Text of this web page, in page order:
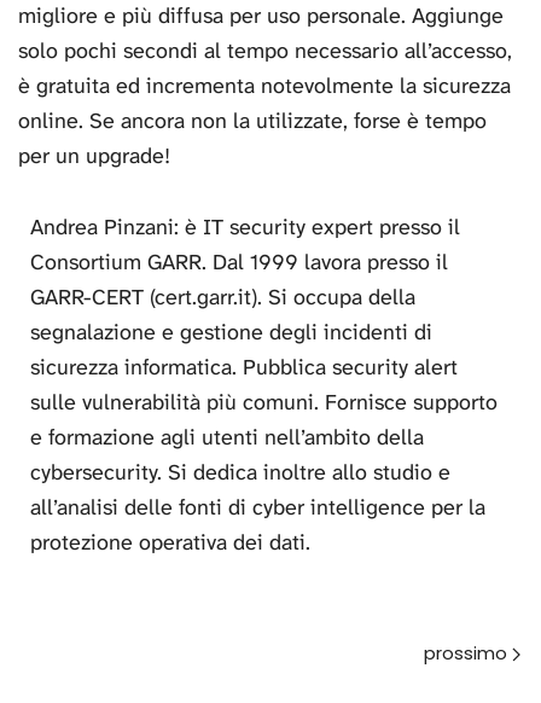
migliore e più diffusa per uso personale. Aggiunge
solo pochi secondi al tempo necessario all’accesso,
è gratuita ed incrementa notevolmente la sicurezza
online. Se ancora non la utilizzate, forse è tempo
per un upgrade!
Andrea Pinzani: è IT security expert presso il
Consortium GARR. Dal 1999 lavora presso il
GARR-CERT (cert.garr.it). Si occupa della
segnalazione e gestione degli incidenti di
sicurezza informatica. Pubblica security alert
sulle vulnerabilità più comuni. Fornisce supporto
e formazione agli utenti nell’ambito della
cybersecurity. Si dedica inoltre allo studio e
all’analisi delle fonti di cyber intelligence per la
protezione operativa dei dati.